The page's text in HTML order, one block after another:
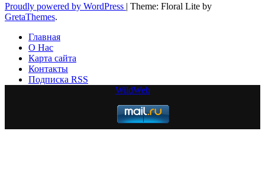
Proudly powered by WordPress | Theme: Floral Lite by
GretaThemes.
Главная
О Нас
Карта сайта
Контакты
Подписка RSS
WildWeb